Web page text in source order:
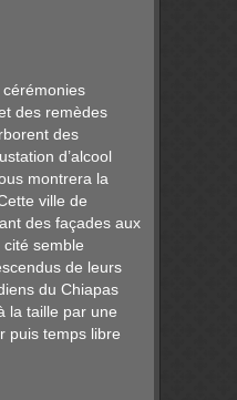
des remèdes
des
d’alcool
montrera la
ville de
des façades aux
semble
de leurs
du Chiapas
la taille par une
puis temps libre